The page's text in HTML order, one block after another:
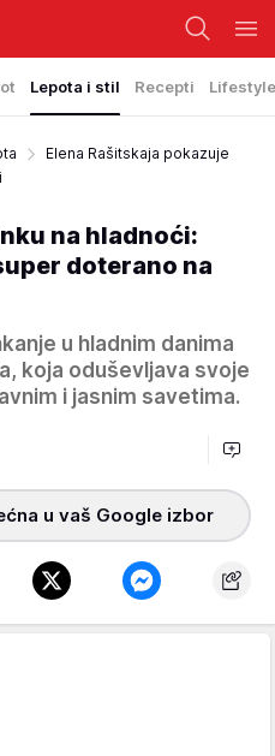
Lepota i stil Recepti Lifestyle
Elena Rašitskaja pokazuje
na hladnoći:
doterano na
u hladnim danima
koja oduševljava svoje
i jasnim savetima.
u vaš Google izbor